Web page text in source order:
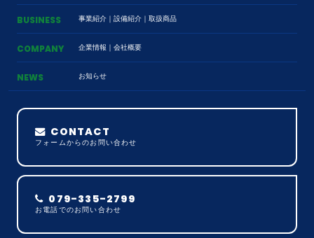
BUSINESS 事業紹介 ｜ 設備紹介 ｜ 取扱商品
COMPANY 企業情報 ｜ 会社概要
NEWS お知らせ
CONTACT
フォームからのお問い合わせ
079-335-2799
お電話でのお問い合わせ